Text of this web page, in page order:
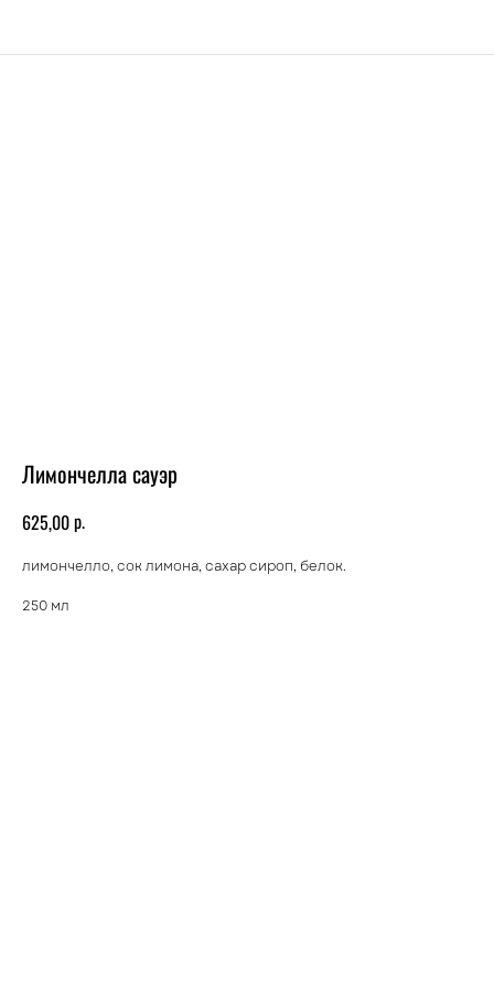
Лимончелла сауэр
625,00р.
лимончелло, сок лимона, сахар сироп, белок.
250 мл